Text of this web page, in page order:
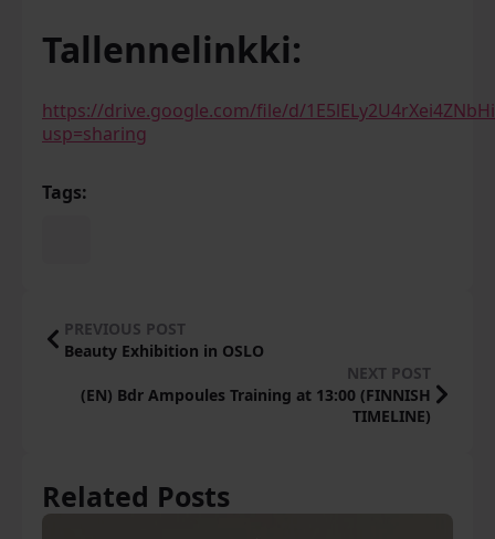
Tallennelinkki:
https://drive.google.com/file/d/
usp=sharing
Tags:
PREVIOUS POST
Beauty Exhibition in OSLO
NEXT POST
(EN) Bdr Ampoules Training at 13:00 (FINNISH
TIMELINE)
Related Posts